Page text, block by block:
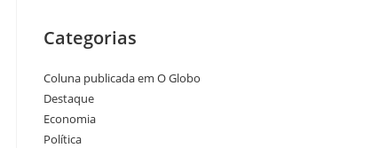
Categorias
Coluna publicada em O Globo
Destaque
Economia
Política